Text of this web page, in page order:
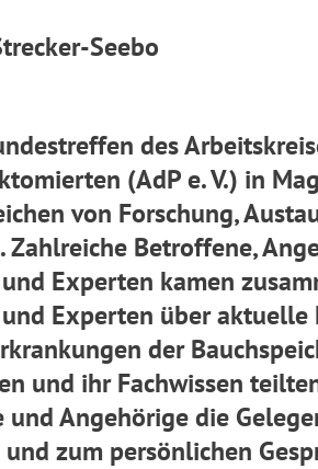
Seebo
des
(AdP e. V.) in
von Forschung,
Zahlreiche Betroffene,
Experten kamen
Experten über aktuelle
der
und ihr Fachwissen
und Angehörige die
zum persönlichen